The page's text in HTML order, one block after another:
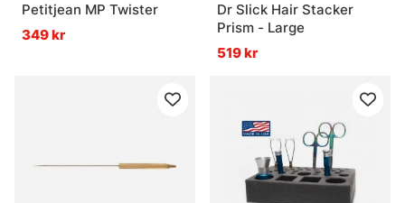
Petitjean MP Twister
349 kr
Dr Slick Hair Stacker
Prism - Large
519 kr